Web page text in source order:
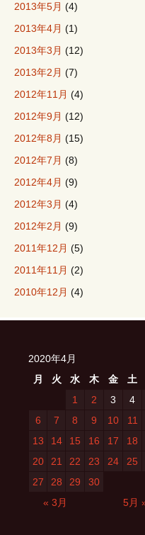
2013年5月 (4)
2013年4月 (1)
2013年3月 (12)
2013年2月 (7)
2012年11月 (4)
2012年9月 (12)
2012年8月 (15)
2012年7月 (8)
2012年4月 (9)
2012年3月 (4)
2012年2月 (9)
2011年12月 (5)
2011年11月 (2)
2010年12月 (4)
2020年4月
月
火 水 木 金 土
1
2 3 4
6
7 8 9 10 11
13
14 15 16 17 18
20
21 22 23 24 25
27
28 29
30
« 3月
5月